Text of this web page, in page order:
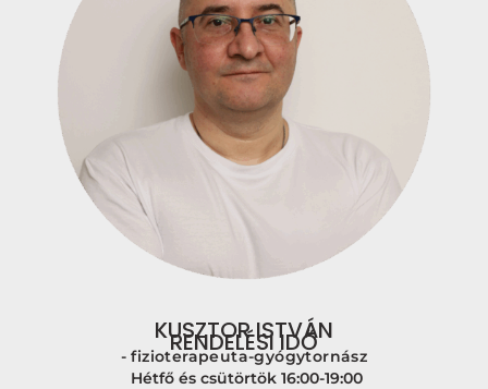
KUSZTOR ISTVÁN
- fizioterapeuta-gyógytornász
RENDELÉSI IDŐ
Hétfő és csütörtök 16:00-19:00